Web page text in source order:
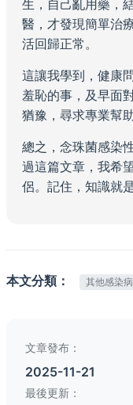
生，自己亂用藥，
醫，才發現簡單治
活回歸正常。
這讓我學到，健康
羞恥的事，及早面
猶豫，尋求專業幫助
總之，念珠菌感染
過這篇文章，我希
侶。記住，知識就
本文分類： 其他感染病
文章發布：
2025-11-21
最後更新：